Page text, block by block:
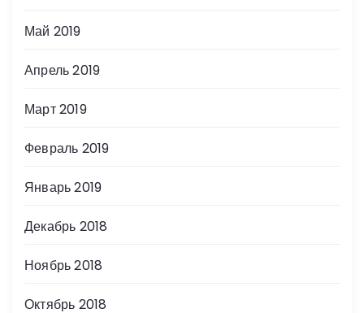
Май 2019
Апрель 2019
Март 2019
Февраль 2019
Январь 2019
Декабрь 2018
Ноябрь 2018
Октябрь 2018